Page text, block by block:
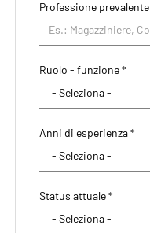
Professione prevalente
Ruolo - funzione *
Anni di esperienza *
Status attuale *